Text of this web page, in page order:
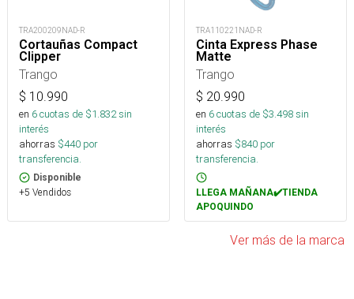
TRA200209NAD-R
Cortauñas Compact
Clipper
Trango
$ 10.990
en 6cuotas de $1.832sin
interés
ahorras $440 por
transferencia.
Disponible
+5 Vendidos
TRA110221NAD-R
Cinta Express Phase
Matte
Trango
$ 20.990
en 6cuotas de $3.498sin
interés
ahorras $840 por
transferencia.
LLEGA MAÑANA✔️TIENDA
APOQUINDO
Ver más de la marca